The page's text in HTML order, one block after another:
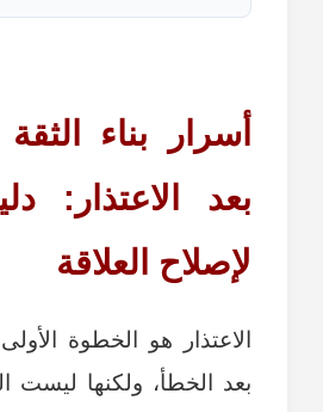
أسرار بناء
بعد الاعتذار:
لإصلاح العلاقة
الاعتذار هو الخطوة
بعد الخطأ، ولكنها ليست